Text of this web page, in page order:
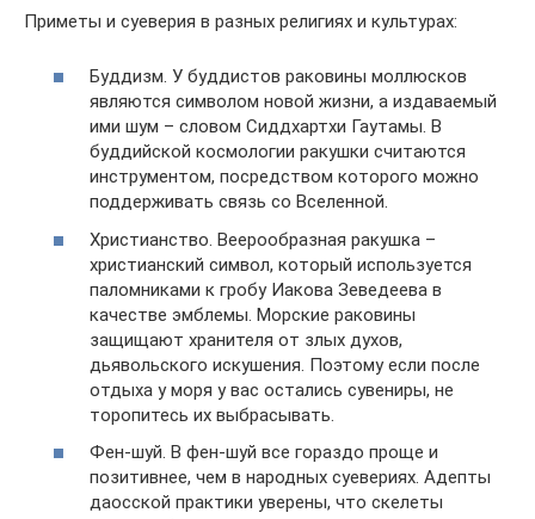
Приметы и суеверия в разных религиях и культурах:
Буддизм. У буддистов раковины моллюсков
являются символом новой жизни, а издаваемый
ими шум – словом Сиддхартхи Гаутамы. В
буддийской космологии ракушки считаются
инструментом, посредством которого можно
поддерживать связь со Вселенной.
Христианство. Веерообразная ракушка –
христианский символ, который используется
паломниками к гробу Иакова Зеведеева в
качестве эмблемы. Морские раковины
защищают хранителя от злых духов,
дьявольского искушения. Поэтому если после
отдыха у моря у вас остались сувениры, не
торопитесь их выбрасывать.
Фен-шуй. В фен-шуй все гораздо проще и
позитивнее, чем в народных суевериях. Адепты
даосской практики уверены, что скелеты